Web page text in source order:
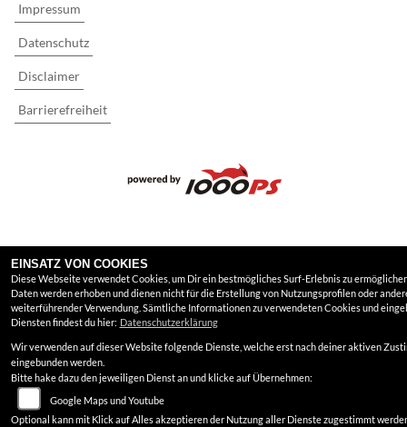
Impressum
Datenschutz
Disclaimer
Barrierefreiheit
EINSATZ VON COOKIES
Diese Webseite verwendet Cookies, um Dir ein bestmögliches Surf-Erlebnis zu
Daten werden erhoben und dienen nicht für die Erstellung von Nutzungsprofilen oder
weiterführender Verwendung. Sämtliche Informationen zu verwendeten Cookies und
Diensten findest du hier: Datenschutzerklärung
Wir verwenden auf dieser Website folgende Dienste, welche erst nach deiner aktiven
eingebunden werden.
Bitte hake dazu den jeweiligen Dienst an und klicke auf Übernehmen:
Google Maps und Youtube
Optional kann mit Klick auf Alles akzeptieren der Nutzung aller Dienste zugestimmt